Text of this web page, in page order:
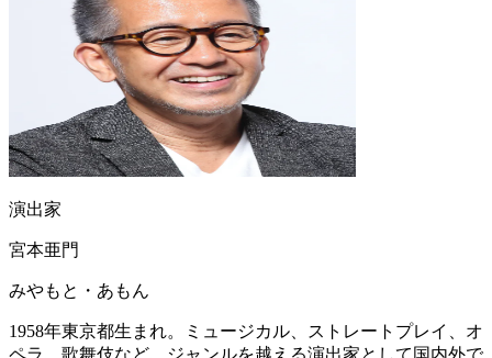
演出家
宮本亜門
みやもと・あもん
1958年東京都生まれ。ミュージカル、ストレートプレイ、オ
ペラ、歌舞伎など、ジャンルを越える演出家として国内外で